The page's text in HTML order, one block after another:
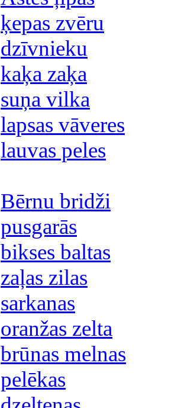
ķepas zvēru
dzīvnieku
kaķa zaķa
suņa vilka
lapsas vāveres
lauvas peles
Bērnu bridži
pusgarās
bikses baltas
zaļas zilas
sarkanas
oranžas zelta
brūnas melnas
pelēkas